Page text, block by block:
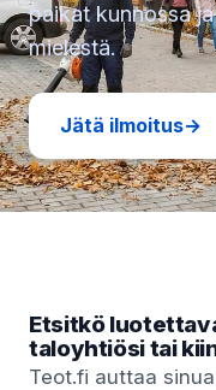
paikat kunnossa
mielestä.
Jätä ilmoitus→
Etsitkö
taloyhtiösi tai
Teot.fi auttaa